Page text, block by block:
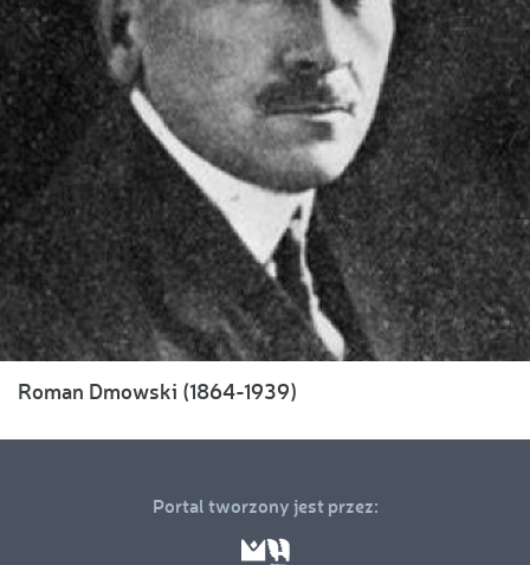
Roman Dmowski (1864-1939)
Portal tworzony jest przez: